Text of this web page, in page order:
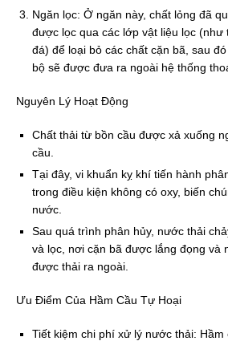
Ngăn lọc: Ở ngăn này, chất lỏng đã
được lọc qua các lớp vật liệu lọc (như
đá) để loại bỏ các chất cặn bã, sau
bộ sẽ được đưa ra ngoài hệ thống
Nguyên Lý Hoạt Động
Chất thải từ bồn cầu được xả xuống
cầu.
Tại đây, vi khuẩn kỵ khí tiến hành
trong điều kiện không có oxy, biến
nước.
Sau quá trình phân hủy, nước thải
và lọc, nơi cặn bã được lắng đọng và
được thải ra ngoài.
Ưu Điểm Của Hầm Cầu Tự Hoại
Tiết kiệm chi phí xử lý nước thải: